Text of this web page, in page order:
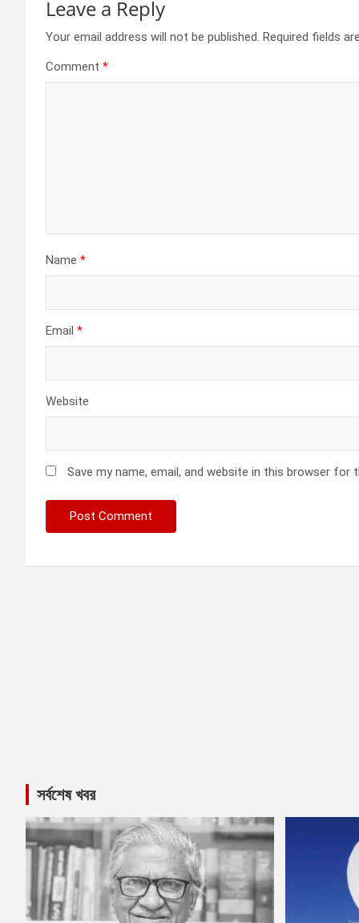
Leave a Reply
Your email address will not be published. Required fields
Comment *
Name *
Email *
Website
Save my name, email, and website in this browser for
সর্বশেষ খবর